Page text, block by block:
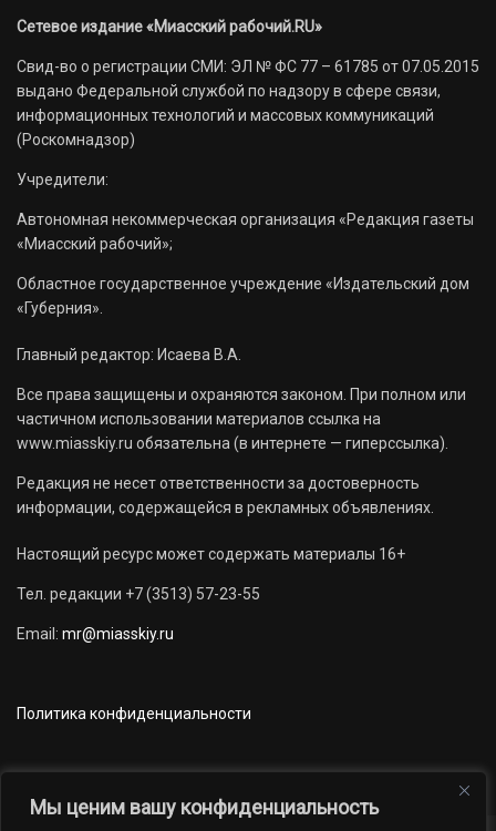
Мы ценим вашу конфиденциальность
Сетевое издание «Миасский рабочий.RU»
Свид-во о регистрации СМИ: ЭЛ № ФС 77 – 61785 от 07.05.2015
выдано Федеральной службой по надзору в сфере связи,
информационных технологий и массовых коммуникаций
(Роскомнадзор)
Учредители:
Автономная некоммерческая организация «Редакция газеты
«Миасский рабочий»;
Областное государственное учреждение «Издательский дом
«Губерния».
Главный редактор: Исаева В.А.
Все права защищены и охраняются законом. При полном или
частичном использовании материалов ссылка на
www.miasskiy.ru обязательна (в интернете — гиперссылка).
Редакция не несет ответственности за достоверность
информации, содержащейся в рекламных объявлениях.
Настоящий ресурс может содержать материалы 16+
Тел. редакции +7 (3513) 57-23-55
Email: mr@miasskiy.ru
Политика конфиденциальности